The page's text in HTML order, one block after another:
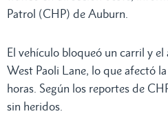
Patrol (CHP) de Auburn.
El vehículo bloqueó un carril y el
West Paoli Lane, lo que afectó
horas. Según los reportes de
sin heridos.